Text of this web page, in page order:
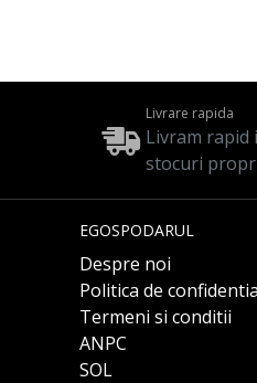
Livrare rapida
Livram rapid
stocuri
EGOSPODARUL
Despre noi
Politica de
Termeni si conditii
ANPC
SOL